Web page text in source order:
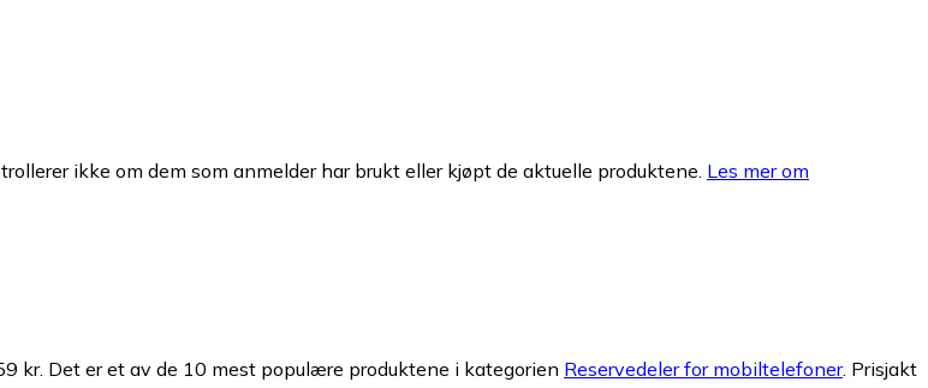
ikke om dem som anmelder har brukt eller kjøpt de aktuelle produktene. Les mer om
kr. Det er et av de 10 mest populære produktene i kategorien Reservedeler for mobiltelefoner. Prisjakt